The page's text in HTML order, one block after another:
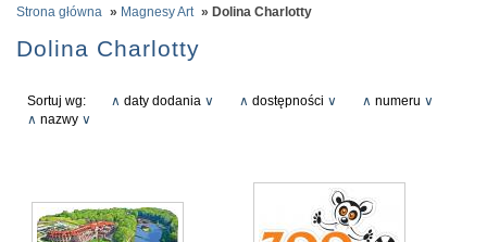
Strona główna » Magnesy Art » Dolina Charlotty
Dolina Charlotty
Sortuj wg: ∧ daty dodania ∨ ∧ dostępności ∨ ∧ numeru ∨
∧ nazwy ∨